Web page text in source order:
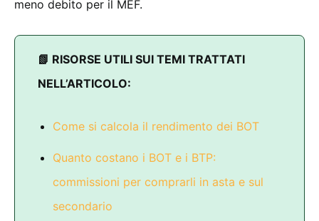
meno debito per il MEF.
📗 RISORSE UTILI SUI TEMI TRATTATI
NELL’ARTICOLO:
Come si calcola il rendimento dei BOT
Quanto costano i BOT e i BTP:
commissioni per comprarli in asta e sul
secondario